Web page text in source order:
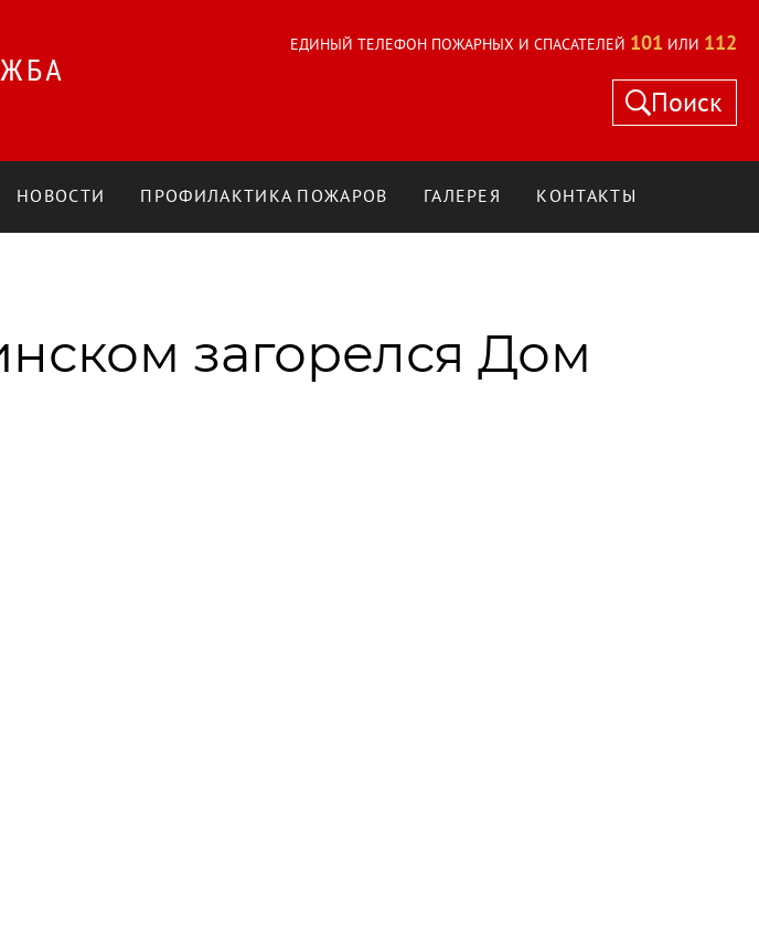
ЕДИНЫЙ ТЕЛЕФОН ПОЖАРНЫХ И СПАСАТЕЛЕЙ 101 ИЛИ 112
Поиск
НОВОСТИ ПРОФИЛАКТИКА ПОЖАРОВ ГАЛЕРЕЯ КОНТАКТЫ
загорелся Дом